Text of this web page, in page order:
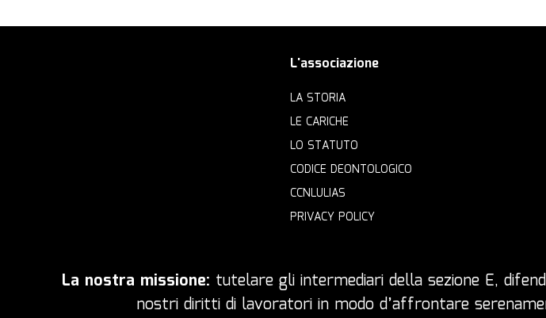
L'associazione
LA STORIA
LE CARICHE
LO STATUTO
CODICE DEONTOLOGICO
CCNLULIAS
PRIVACY POLICY
La nostra missione: tutelare gli intermediari della sezione E,
nostri diritti di lavoratori in modo d’affrontare